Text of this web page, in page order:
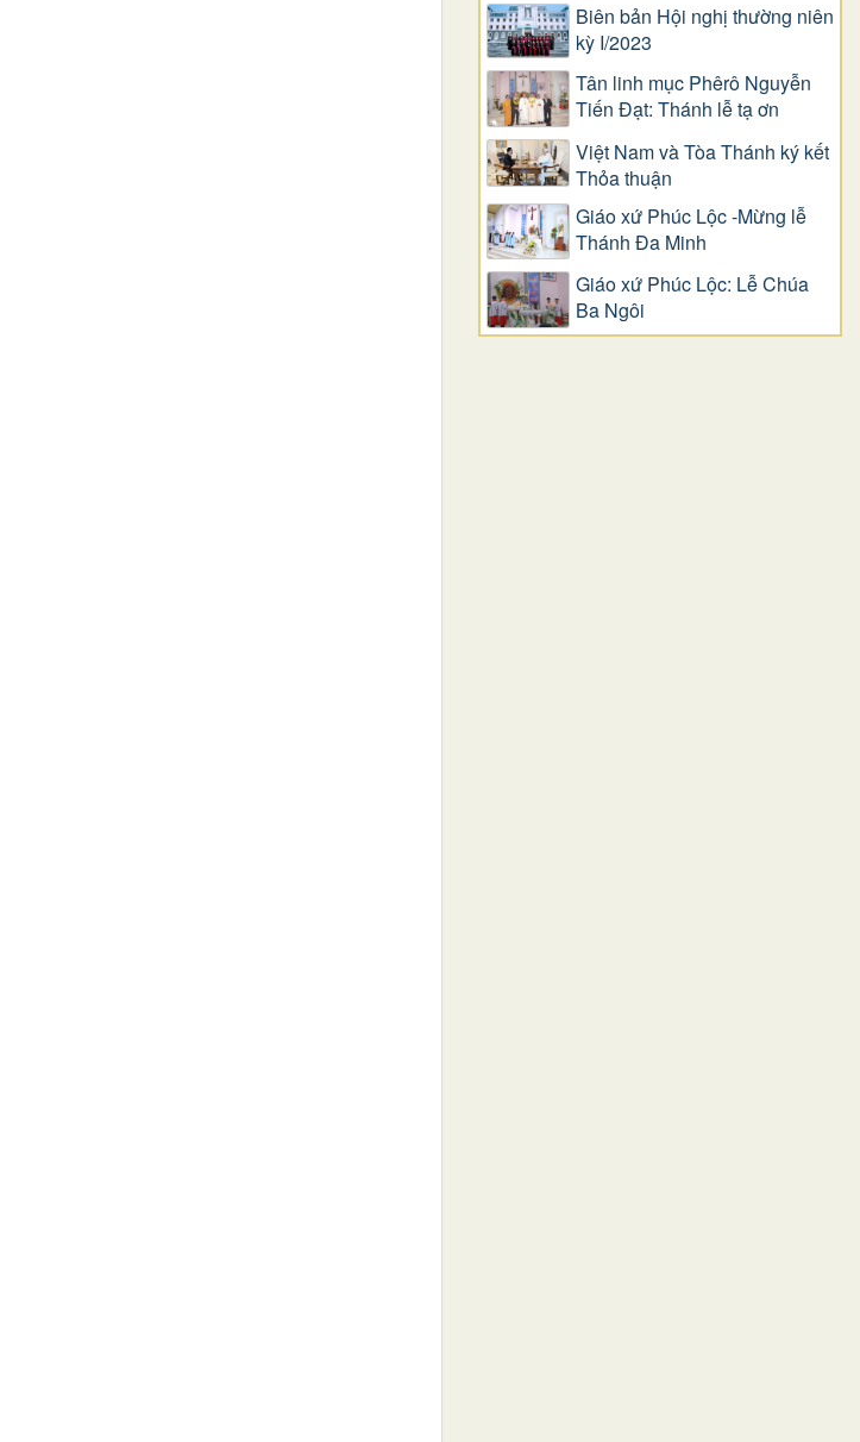
Biên bản Hội nghị thường niên
kỳ I/2023
Tân linh mục Phêrô Nguyễn
Tiến Đạt: Thánh lễ tạ ơn
Việt Nam và Tòa Thánh ký kết
Thỏa thuận
Giáo xứ Phúc Lộc -Mừng lễ
Thánh Đa Minh
Giáo xứ Phúc Lộc: Lễ Chúa
Ba Ngôi